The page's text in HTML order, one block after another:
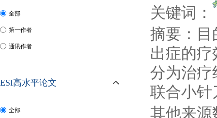
全部
第一作者
通讯作者
ESI高水平论文
全部
关键词：
摘要：
出症的
分为治
联合小
其他来